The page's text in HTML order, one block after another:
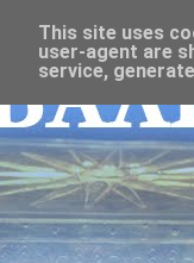
This site uses
user-agent are
service,